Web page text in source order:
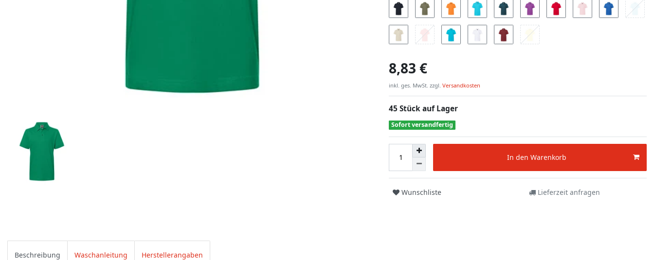
8,83 €
inkl. ges. MwSt. zzgl. Versandkosten
45 Stück auf Lager
Sofort versandfertig
In den Warenkorb
Wunschliste Lieferzeit anfragen
Beschreibung Waschanleitung Herstellerangaben